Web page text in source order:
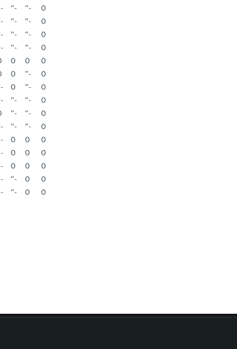
"- "-
0
"- "-
0
"- "-
0
"- "-
0
0 0
0
0 "-
0
0 "-
0
"- "-
0
"- "-
0
"- "-
0
0 0
0
0 0
0
0 0
0
"- 0
0
"- 0 0